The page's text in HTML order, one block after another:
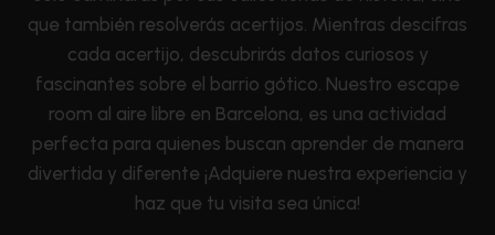
que también resolverás acertijos. Mientras descifras
cada acertijo, descubrirás datos curiosos y
fascinantes sobre el barrio gótico. Nuestro escape
room al aire libre en Barcelona, es una actividad
perfecta para quienes buscan aprender de manera
divertida y diferente ¡Adquiere nuestra experiencia y
haz que tu visita sea única!